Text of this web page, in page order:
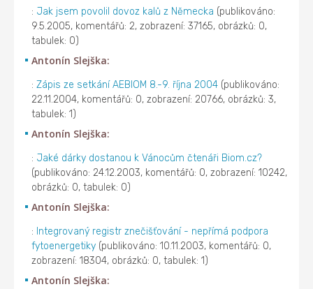
: Jak jsem povolil dovoz kalů z Německa (publikováno:
9.5.2005, komentářů: 2, zobrazení: 37165, obrázků: 0,
tabulek: 0)
Antonín Slejška:
:Zápis ze setkání AEBIOM 8.-9. října 2004 (publikováno:
22.11.2004, komentářů: 0, zobrazení: 20766, obrázků: 3,
tabulek: 1)
Antonín Slejška:
: Jaké dárky dostanou k Vánocům čtenáři Biom.cz?
(publikováno: 24.12.2003, komentářů: 0, zobrazení: 10242,
obrázků: 0, tabulek: 0)
Antonín Slejška:
: Integrovaný registr znečišťování - nepřímá podpora
fytoenergetiky (publikováno: 10.11.2003, komentářů: 0,
zobrazení: 18304, obrázků: 0, tabulek: 1)
Antonín Slejška: